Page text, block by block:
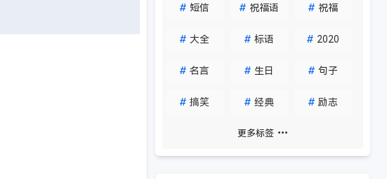
# 短信 # 祝福语 # 祝福
# 大全 # 标语 # 2020
# 名言 # 生日 # 句子
# 搞笑 # 经典 # 励志
更多标签